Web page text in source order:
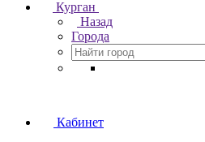
Курган
Назад
Города
Кабинет